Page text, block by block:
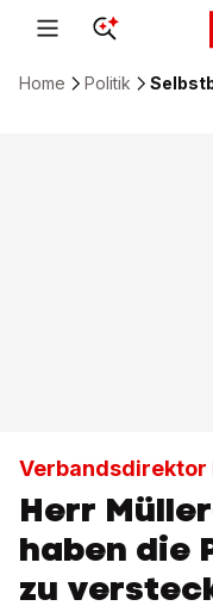
Home Politik
Herr
haben die
zu